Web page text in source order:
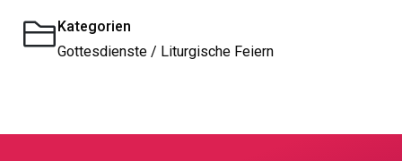
Kategorien
Gottesdienste / Liturgische Feiern